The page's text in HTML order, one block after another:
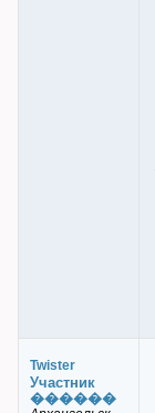
Twister
Участник
������